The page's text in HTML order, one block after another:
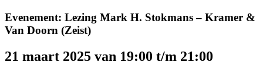
Evenement: Lezing Mark H. Stokmans – Kramer &
Van Doorn (Zeist)
21 maart 2025 van 19:00 t/m 21:00